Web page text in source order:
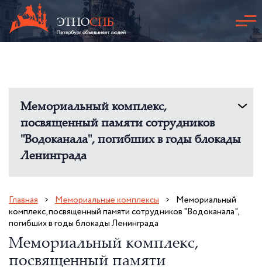
Мемориальный комплекс,
посвященный памяти сотрудников
"Водоканала", погибших в годы блокады
Ленинграда
Главная Мемориальные комплексы
Мемориальный
комплекс, посвященный памяти сотрудников "Водоканала",
погибших в годы блокады Ленинграда
Мемориальный комплекс,
посвященный памяти